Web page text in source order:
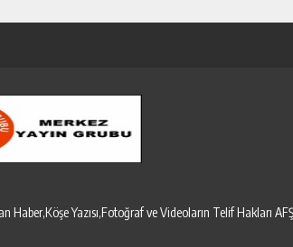
Haber,Köşe Yazısı,Fotoğraf ve Videoların Telif Hakları